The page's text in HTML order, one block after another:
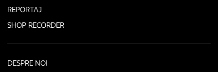
REPORTAJ
SHOP RECORDER
DESPRE NOI